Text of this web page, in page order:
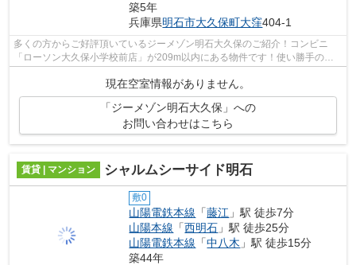
築5年
兵庫県明石市大久保町大窪404-1
多くの方からご好評頂いているジーメゾン明石大久保のご紹介！コンビニ
「ローソン大久保小学校前店」が209m以内にある物件です！使い勝手の良
現在空室情報がありません。
「ジーメゾン明石大久保」への
お問い合わせはこちら
賃貸 | マンション シャルムシーサイド明石
敷0
山陽電鉄本線 「藤江 」駅 徒歩7分
山陽本線 「西明石 」駅 徒歩25分
山陽電鉄本線 「中八木 」駅 徒歩15分
築44年